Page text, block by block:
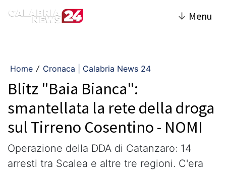
↓ Menu
Home / Cronaca | Calabria News 24
Blitz "Baia Bianca":
smantellata la rete della droga
sul Tirreno Cosentino - NOMI
​Operazione della DDA di Catanzaro: 14
arresti tra Scalea e altre tre regioni. C'era